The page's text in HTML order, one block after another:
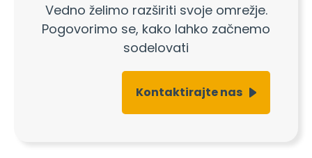
Vedno želimo razširiti svoje omrežje.
Pogovorimo se, kako lahko začnemo
sodelovati
Kontaktirajte nas